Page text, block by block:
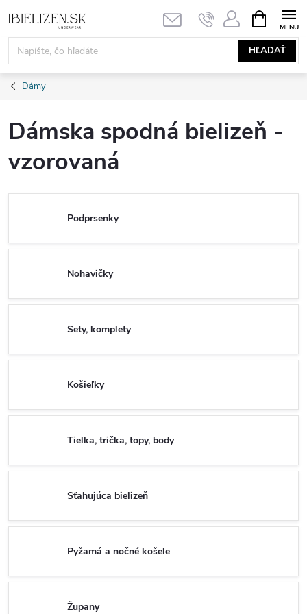
na
obsah
HĽADAŤ
KOŠÍK
Dámy
Dámska spodná bielizeň -
vzorovaná
Podprsenky
Nohavičky
Sety, komplety
Košieľky
Tielka, trička, topy, body
Sťahujúca bielizeň
Pyžamá a nočné košele
Župany